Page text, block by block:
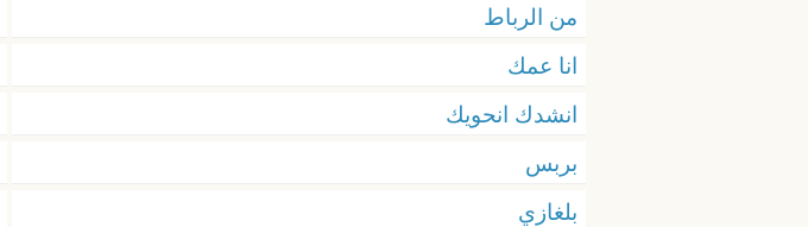
من الرباط
انا عمك
انشدك انحويك
بربس
بلغازي